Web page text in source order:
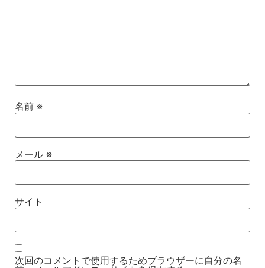
名前 ※
メール ※
サイト
次回のコメントで使用するためブラウザーに自分の名